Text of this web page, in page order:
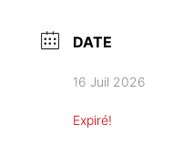
DATE
16 Juil 2026
Expiré!